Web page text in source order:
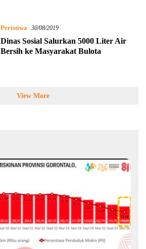
Peristiwa 30/08/2019
Dinas Sosial Salurkan 5000 Liter Air
Bersih ke Masyarakat Bulota
View More